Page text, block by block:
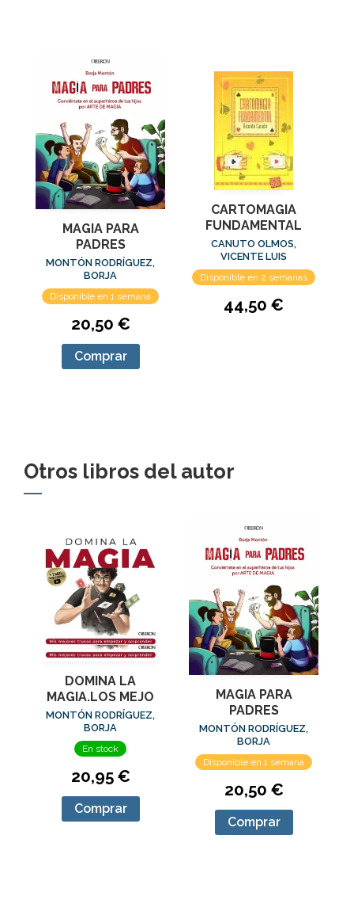
MAGIA PARA
PADRES
MONTÓN RODRÍGUEZ,
BORJA
Disponible en 1 semana
20,50 €
Comprar
CARTOMAGIA
FUNDAMENTAL
CANUTO OLMOS,
VICENTE LUIS
Disponible en 2 semanas
44,50 €
Otros libros del autor
DOMINA LA
MAGIA.LOS MEJO
MONTÓN RODRÍGUEZ,
BORJA
En stock
20,95 €
Comprar
MAGIA PARA
PADRES
MONTÓN RODRÍGUEZ,
BORJA
Disponible en 1 semana
20,50 €
Comprar